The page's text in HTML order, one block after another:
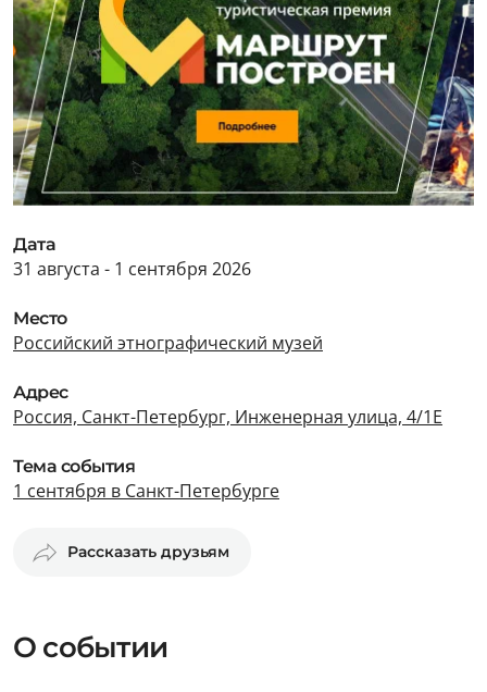
Дата
31 августа - 1 сентября 2026
Место
Российский этнографический музей
Адрес
Россия, Санкт-Петербург, Инженерная улица, 4/1Е
Тема события
1 сентября в Санкт-Петербурге
Рассказать друзьям
О событии